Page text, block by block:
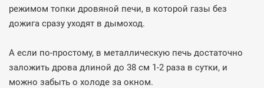
режимом топки дровяной печи, в которой газы без
дожига сразу уходят в дымоход.
А если по-простому, в металлическую печь достаточно
заложить дрова длиной до 38 см 1-2 раза в сутки, и
можно забыть о холоде за окном.